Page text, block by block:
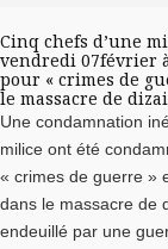
Cinq chefs d’une
vendredi 07février
pour « crimes de
le massacre de
Une condamnation
milice ont été
« crimes de guerre »
dans le massacre de
endeuillé par une